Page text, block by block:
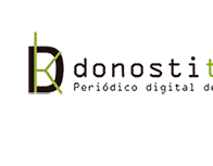
contenido